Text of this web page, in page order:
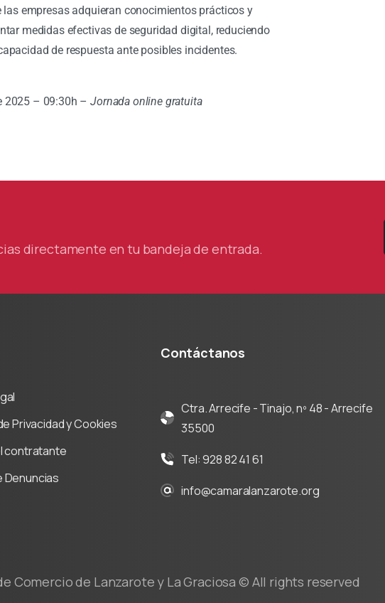
las empresas adquieran conocimientos prácticos y
medidas efectivas de seguridad digital, reduciendo
de respuesta ante posibles incidentes.
2025 – 09:30h –Jornada online gratuita
directamente en tu bandeja de entrada.
Privacidad y Cookies
contratante
Denuncias
Contáctanos
Ctra. Arrecife - Tinajo, nº 48 - Arrecife
35500
Tel: 928 82 41 61
info@camaralanzarote.org
Comercio de Lanzarote y La Graciosa © All rights reserved